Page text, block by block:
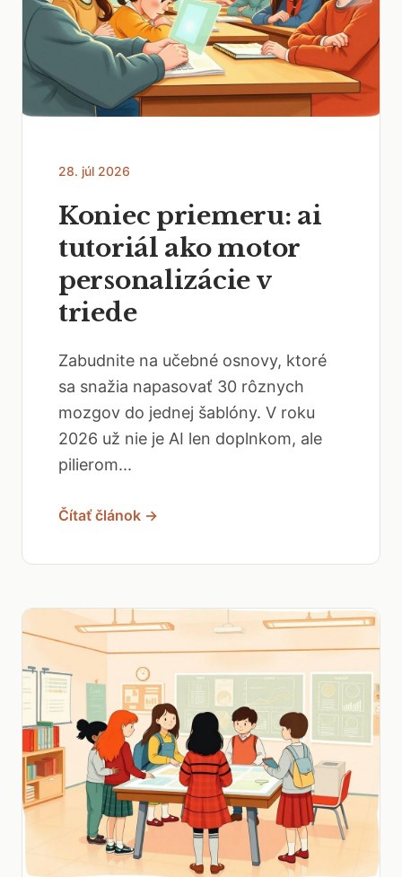
28. júl 2026
Koniec priemeru: ai
tutoriál ako motor
personalizácie v
triede
Zabudnite na učebné osnovy, ktoré
sa snažia napasovať 30 rôznych
mozgov do jednej šablóny. V roku
2026 už nie je AI len doplnkom, ale
pilierom...
Čítať článok →